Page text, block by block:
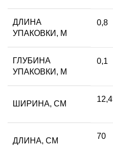
ДЛИНА
УПАКОВКИ, М
0,8
ГЛУБИНА
УПАКОВКИ, М
0,1
ШИРИНА, СМ
ДЛИНА, СМ
70